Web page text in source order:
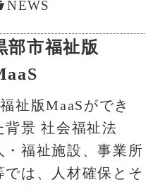
NEWS
部市福祉版
祉版MaaSができ
背景 社会福祉法
・福祉施設、事業所
では、人材確保とそ